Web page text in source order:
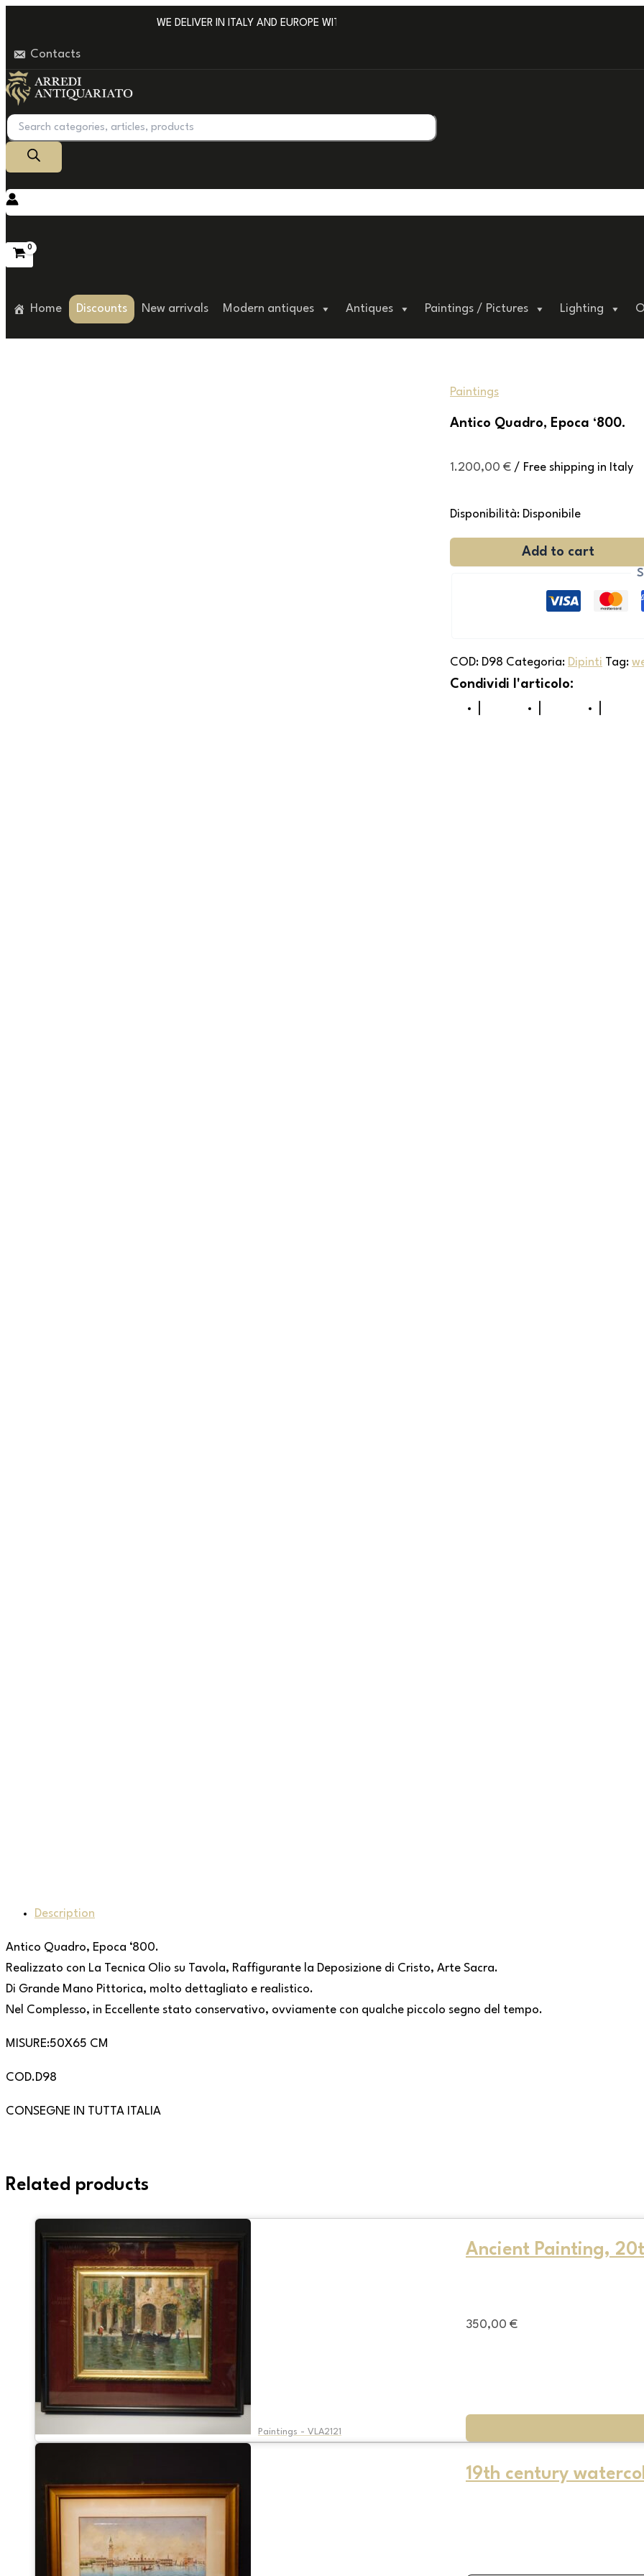
content
WE DELIVER IN ITALY AND EUROPE WITH PROFESSIONAL PACKAGING.
Contacts
Products
search
Home Discounts New arrivals Modern antiques Antiques Paintings / Pictures Lighting
Paintings
Antico Quadro, Epoca ‘800.
1.200,00 € / Free shipping in Italy
Disponibilità: Disponibile
Add to cart
COD: D98 Categoria: Dipinti Tag:
Description
Antico Quadro, Epoca ‘800.
Realizzato con La Tecnica Olio su Tavola, Raffigurante la Deposizione di Cristo, Arte Sacra.
Di Grande Mano Pittorica, molto dettagliato e realistico.
Nel Complesso, in Eccellente stato conservativo, ovviamente con qualche piccolo segno del tempo.
MISURE:50X65 CM
COD.D98
CONSEGNE IN TUTTA ITALIA
Related products
Paintings - VLA2121
Ancient Painting,
350,00 €
19th century